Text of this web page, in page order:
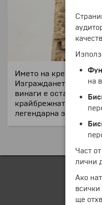
Името на крепостта
Изграждането й
винаги е оставал
крайбрежната зона.
легендарна за
на
Част
лични
Ако
ще